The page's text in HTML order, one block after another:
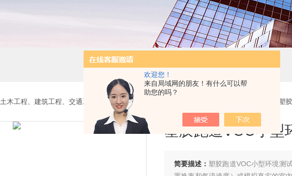
欢迎您！
来自局域网的朋友！有什么可以帮
助您的吗？
土木工程、建筑工程、交通工程试验仪器设备系列 > VOC-60L塑
塑胶跑道VOC小型
简要描述： 塑胶跑道VOC小型环境测